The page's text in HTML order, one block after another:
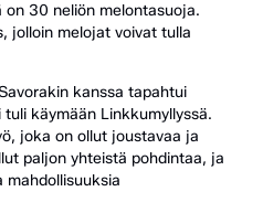
30 neliön melontasuoja.
jolloin melojat voivat tulla
kanssa tapahtui
käymään Linkkumyllyssä.
joka on ollut joustavaa ja
paljon yhteistä pohdintaa, ja
mahdollisuuksia